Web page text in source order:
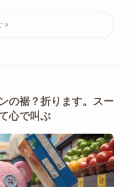
の裾？折ります。スー
心で叫ぶ